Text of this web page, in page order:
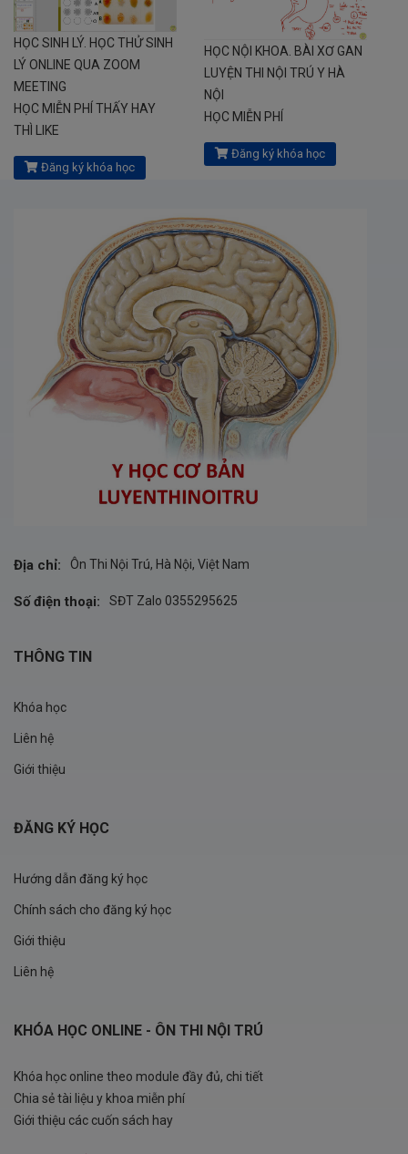
HỌC SINH LÝ. HỌC THỬ SINH
LÝ ONLINE QUA ZOOM
MEETING
HỌC MIỄN PHÍ THẤY HAY
THÌ LIKE
Đăng ký khóa học
HỌC NỘI KHOA. BÀI XƠ GAN
LUYỆN THI NỘI TRÚ Y HÀ
NỘI
HỌC MIỄN PHÍ
Đăng ký khóa học
Địa chỉ: Ôn Thi Nội Trú, Hà Nội, Việt Nam
Số điện thoại: SĐT Zalo 0355295625
THÔNG TIN
Khóa học
Liên hệ
Giới thiệu
ĐĂNG KÝ HỌC
Hướng dẫn đăng ký học
Chính sách cho đăng ký học
Giới thiệu
Liên hệ
KHÓA HỌC ONLINE - ÔN THI NỘI TRÚ
Khóa học online theo module đầy đủ, chi tiết
Chia sẻ tài liệu y khoa miễn phí
Giới thiệu các cuốn sách hay